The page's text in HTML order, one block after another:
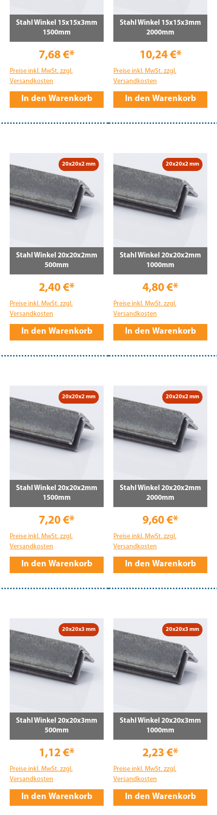
Stahl Winkel 15x15x3mm
1500mm
7,68 €*
Preise inkl. MwSt. zzgl.
Versandkosten
In den Warenkorb
Stahl Winkel 15x15x3mm
2000mm
10,24 €*
Preise inkl. MwSt. zzgl.
Versandkosten
In den Warenkorb
20x20x2 mm
Stahl Winkel 20x20x2mm
500mm
2,40 €*
Preise inkl. MwSt. zzgl.
Versandkosten
In den Warenkorb
20x20x2 mm
Stahl Winkel 20x20x2mm
1000mm
4,80 €*
Preise inkl. MwSt. zzgl.
Versandkosten
In den Warenkorb
20x20x2 mm
Stahl Winkel 20x20x2mm
1500mm
7,20 €*
Preise inkl. MwSt. zzgl.
Versandkosten
In den Warenkorb
20x20x2 mm
Stahl Winkel 20x20x2mm
2000mm
9,60 €*
Preise inkl. MwSt. zzgl.
Versandkosten
In den Warenkorb
20x20x3 mm
Stahl Winkel 20x20x3mm
500mm
1,12 €*
Preise inkl. MwSt. zzgl.
Versandkosten
In den Warenkorb
20x20x3 mm
Stahl Winkel 20x20x3mm
1000mm
2,23 €*
Preise inkl. MwSt. zzgl.
Versandkosten
In den Warenkorb